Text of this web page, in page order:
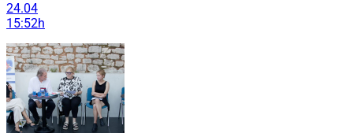
24.04
15:52h